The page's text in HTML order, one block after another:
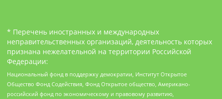
* Перечень иностранных и международных
неправительственных организаций, деятельность которых
признана нежелательной на территории Российской
Федерации:
Национальный фонд в поддержку демократии, Институт Открытое
Общество Фонд Содействия, Фонд Открытое общество, Американо-
российский фонд по экономическому и правовому развитию,